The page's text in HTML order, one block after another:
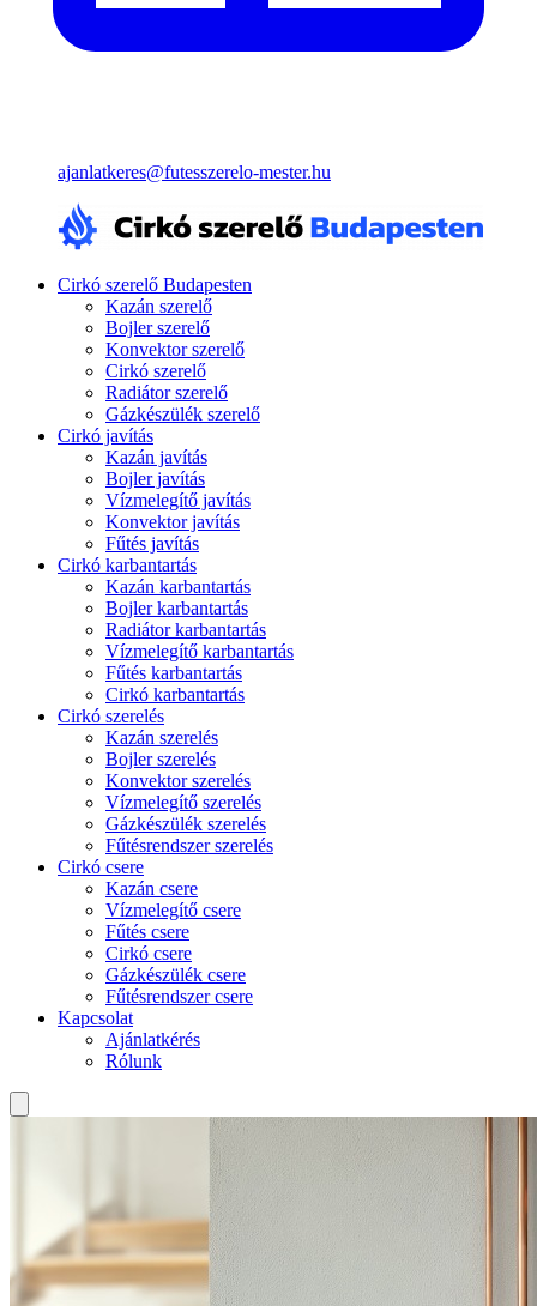
ajanlatkeres@futesszerelo-mester.hu
Cirkó szerelő Budapesten
Kazán szerelő
Bojler szerelő
Konvektor szerelő
Cirkó szerelő
Radiátor szerelő
Gázkészülék szerelő
Cirkó javítás
Kazán javítás
Bojler javítás
Vízmelegítő javítás
Konvektor javítás
Fűtés javítás
Cirkó karbantartás
Kazán karbantartás
Bojler karbantartás
Radiátor karbantartás
Vízmelegítő karbantartás
Fűtés karbantartás
Cirkó karbantartás
Cirkó szerelés
Kazán szerelés
Bojler szerelés
Konvektor szerelés
Vízmelegítő szerelés
Gázkészülék szerelés
Fűtésrendszer szerelés
Cirkó csere
Kazán csere
Vízmelegítő csere
Fűtés csere
Cirkó csere
Gázkészülék csere
Fűtésrendszer csere
Kapcsolat
Ajánlatkérés
Rólunk